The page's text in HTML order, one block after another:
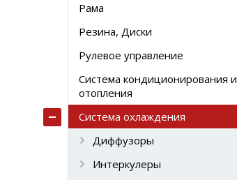
Рама
Резина, Диски
Рулевое управление
Система кондиционирования и
отопления
Система охлаждения
Диффузоры
Интеркулеры